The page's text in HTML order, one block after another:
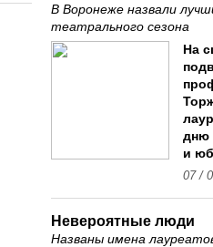
В Воронеже назвали
театрального сезона
На
дню
и
07 /
Невероятные люди
Названы имена